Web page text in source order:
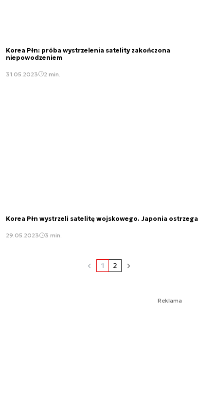
Korea Płn: próba wystrzelenia satelity zakończona
niepowodzeniem
31.05.2023 2 min.
Korea Płn wystrzeli satelitę wojskowego. Japonia ostrzega
29.05.2023 3 min.
1 2
Reklama